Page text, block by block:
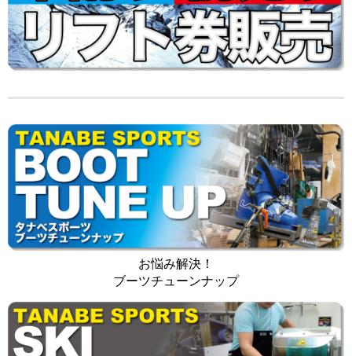
お悩み解決！
ブーツチューンナップ